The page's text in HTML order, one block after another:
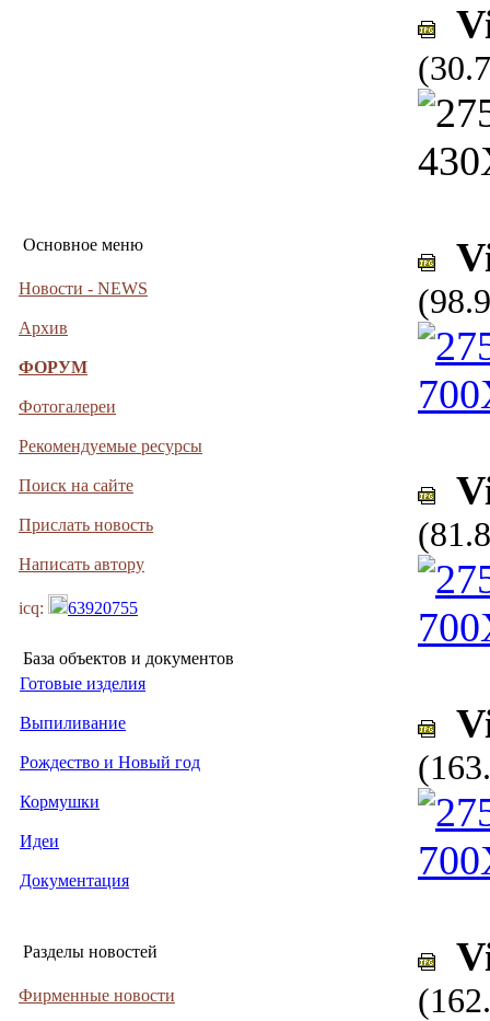
Основное меню
Новости - NEWS
Архив
ФОРУМ
Фотогалереи
Рекомендуемые ресурсы
Поиск на сайте
Прислать новость
Написать автору
icq: 63920755
База объектов и документов
Готовые изделия
Выпиливание
Рождество и Новый год
Кормушки
Идеи
Документация
Разделы новостей
Фирменные новости